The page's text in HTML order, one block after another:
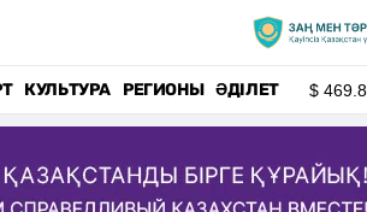
КУЛЬТУРА РЕГИОНЫ ӘДІЛЕТ $